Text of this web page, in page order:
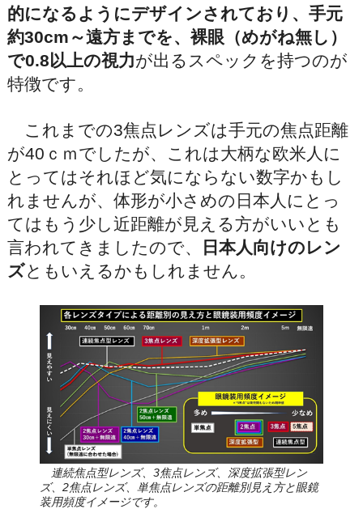
的になるようにデザインされており、手元
約30cm～遠方までを、裸眼（めがね無し）
で0.8以上の視力が出るスペックを持つのが
特徴です。
これまでの3焦点レンズは手元の焦点距離
が40ｃｍでしたが、これは大柄な欧米人に
とってはそれほど気にならない数字かもし
れませんが、体形が小さめの日本人にとっ
てはもう少し近距離が見える方がいいとも
言われてきましたので、
日本人向けのレン
ズともいえるかもしれません。
連続焦点型レンズ、3焦点レンズ、深度拡張型レン
ズ、2焦点レンズ、単焦点レンズの距離別見え方と眼鏡
装用頻度イメージです。